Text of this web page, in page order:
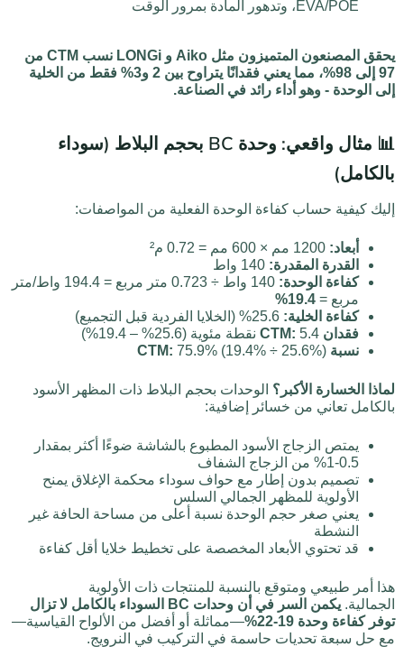
EVA/POE، وتدهور المادة بمرور الوقت
يحقق المصنعون المتميزون مثل Aiko و LONGi نسب CTM من
97 إلى 98%، مما يعني فقدانًا يتراوح بين 2 و3% فقط من الخلية
إلى الوحدة - وهو أداء رائد في الصناعة.
📊 مثال واقعي: وحدة BC بحجم البلاط (سوداء
بالكامل)
إليك كيفية حساب كفاءة الوحدة الفعلية من المواصفات:
أبعاد:
القدرة المقدرة:
كفاءة الوحدة:
140 واط ÷ 0.723 متر مربع = 194.4 واط/متر
مربع = 19.4%
كفاءة الخلية:
فقدان CTM: 5.4 نقطة مئوية (25.6% – 19.4%)
نسبة CTM: 75.9% (19.4% ÷ 25.6%)
لماذا الخسارة الأكبر؟ الوحدات بحجم البلاط ذات المظهر الأسود
بالكامل تعاني من خسائر إضافية:
يمتص الزجاج الأسود المطبوع بالشاشة ضوءًا أكثر بمقدار
0.5-1% من الزجاج الشفاف
تصميم بدون إطار مع حواف سوداء محكمة الإغلاق يمنح
الأولوية للمظهر الجمالي السلس
يعني صغر حجم الوحدة نسبة أعلى من مساحة الحافة غير
النشطة
قد تحتوي الأبعاد المخصصة على تخطيط خلايا أقل كفاءة
هذا أمر طبيعي ومتوقع بالنسبة للمنتجات ذات الأولوية
الجمالية.
يكمن السر في أن وحدات BC السوداء بالكامل لا تزال
توفر كفاءة وحدة 19-22%
—مماثلة أو أفضل من الألواح القياسية—
مع حل سبعة تحديات حاسمة في التركيب في النرويج.